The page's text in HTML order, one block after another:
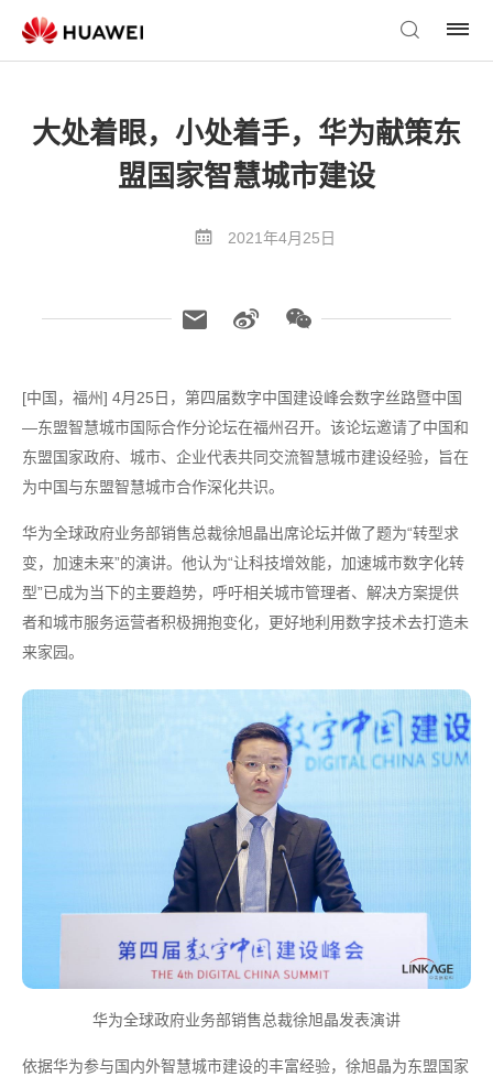
大处着眼，小处着手，华为献策东
盟国家智慧城市建设
2021年4月25日
[中国，福州] 4月25日，第四届数字中国建设峰会数字丝路暨中国
—东盟智慧城市国际合作分论坛在福州召开。该论坛邀请了中国和
东盟国家政府、城市、企业代表共同交流智慧城市建设经验，旨在
为中国与东盟智慧城市合作深化共识。
华为全球政府业务部销售总裁徐旭晶出席论坛并做了题为“转型求
变，加速未来”的演讲。他认为“让科技增效能，加速城市数字化转
型”已成为当下的主要趋势，呼吁相关城市管理者、解决方案提供
者和城市服务运营者积极拥抱变化，更好地利用数字技术去打造未
来家园。
华为全球政府业务部销售总裁徐旭晶发表演讲
依据华为参与国内外智慧城市建设的丰富经验，徐旭晶为东盟国家